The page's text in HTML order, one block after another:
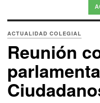
ACTUALIDAD COLEGIAL
Reunión